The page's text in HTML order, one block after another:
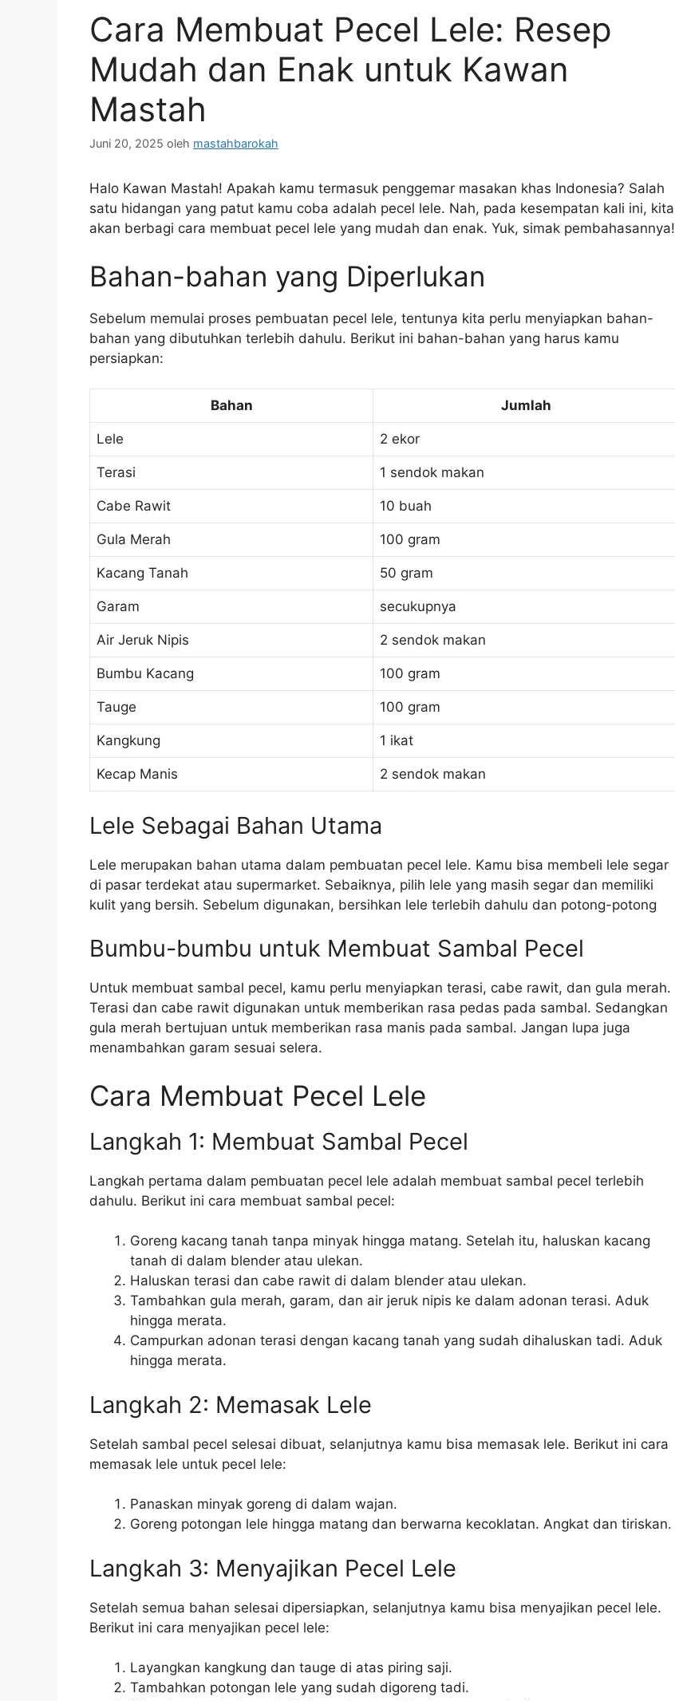
Cara Membuat Pecel Lele: Resep
Mudah dan Enak untuk Kawan
Mastah
Juni 20, 2025 oleh mastahbarokah
Halo Kawan Mastah! Apakah kamu termasuk penggemar masakan khas Indonesia? Salah
satu hidangan yang patut kamu coba adalah pecel lele. Nah, pada kesempatan kali ini, kita
akan berbagi cara membuat pecel lele yang mudah dan enak. Yuk, simak pembahasannya!
Bahan-bahan yang Diperlukan
Sebelum memulai proses pembuatan pecel lele, tentunya kita perlu menyiapkan bahan-
bahan yang dibutuhkan terlebih dahulu. Berikut ini bahan-bahan yang harus kamu
persiapkan:
Bahan Jumlah
Lele 2 ekor
Terasi 1 sendok makan
Cabe Rawit 10 buah
Gula Merah 100 gram
Kacang Tanah 50 gram
Garam secukupnya
Air Jeruk Nipis 2 sendok makan
Bumbu Kacang 100 gram
Tauge 100 gram
Kangkung 1 ikat
Kecap Manis 2 sendok makan
Lele Sebagai Bahan Utama
Lele merupakan bahan utama dalam pembuatan pecel lele. Kamu bisa membeli lele segar
di pasar terdekat atau supermarket. Sebaiknya, pilih lele yang masih segar dan memiliki
kulit yang bersih. Sebelum digunakan, bersihkan lele terlebih dahulu dan potong-potong
Bumbu-bumbu untuk Membuat Sambal Pecel
Untuk membuat sambal pecel, kamu perlu menyiapkan terasi, cabe rawit, dan gula merah.
Terasi dan cabe rawit digunakan untuk memberikan rasa pedas pada sambal. Sedangkan
gula merah bertujuan untuk memberikan rasa manis pada sambal. Jangan lupa juga
menambahkan garam sesuai selera.
Cara Membuat Pecel Lele
Langkah 1: Membuat Sambal Pecel
Langkah pertama dalam pembuatan pecel lele adalah membuat sambal pecel terlebih
dahulu. Berikut ini cara membuat sambal pecel:
Goreng kacang tanah tanpa minyak hingga matang. Setelah itu, haluskan kacang
tanah di dalam blender atau ulekan.
Haluskan terasi dan cabe rawit di dalam blender atau ulekan.
Tambahkan gula merah, garam, dan air jeruk nipis ke dalam adonan terasi. Aduk
hingga merata.
Campurkan adonan terasi dengan kacang tanah yang sudah dihaluskan tadi. Aduk
hingga merata.
Langkah 2: Memasak Lele
Setelah sambal pecel selesai dibuat, selanjutnya kamu bisa memasak lele. Berikut ini cara
memasak lele untuk pecel lele:
Panaskan minyak goreng di dalam wajan.
Goreng potongan lele hingga matang dan berwarna kecoklatan. Angkat dan tiriskan.
Langkah 3: Menyajikan Pecel Lele
Setelah semua bahan selesai dipersiapkan, selanjutnya kamu bisa menyajikan pecel lele.
Berikut ini cara menyajikan pecel lele:
Layangkan kangkung dan tauge di atas piring saji.
Tambahkan potongan lele yang sudah digoreng tadi.